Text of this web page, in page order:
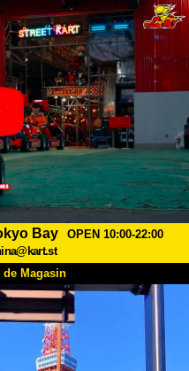
Bay
OPEN 10:00-22:00
de Magasin